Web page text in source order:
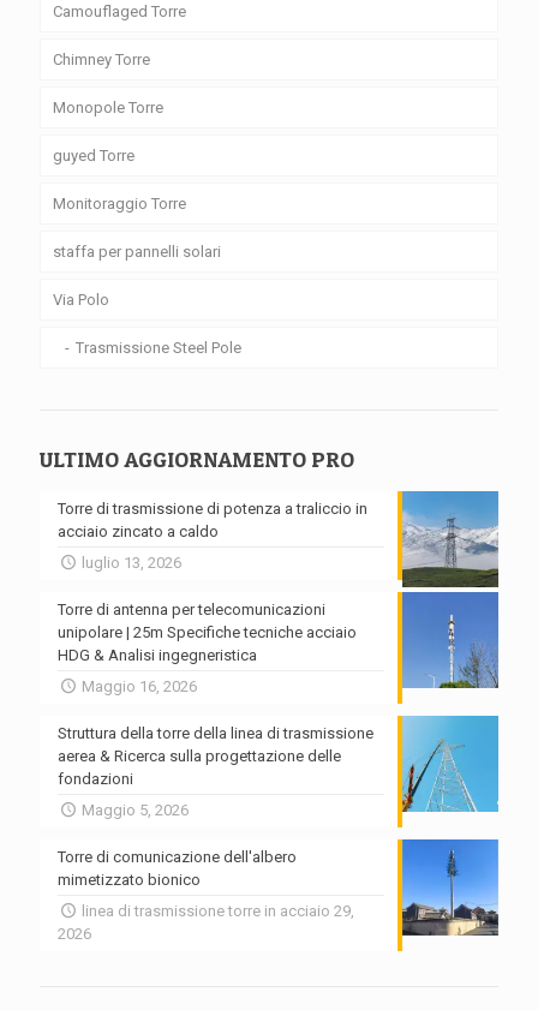
Camouflaged Torre
Chimney Torre
Monopole Torre
guyed Torre
Monitoraggio Torre
staffa per pannelli solari
Via Polo
Trasmissione Steel Pole
ULTIMO AGGIORNAMENTO PRO
Torre di trasmissione di potenza a traliccio in
acciaio zincato a caldo
luglio 13, 2026
Torre di antenna per telecomunicazioni
unipolare | 25m Specifiche tecniche acciaio
HDG & Analisi ingegneristica
Maggio 16, 2026
Struttura della torre della linea di trasmissione
aerea & Ricerca sulla progettazione delle
fondazioni
Maggio 5, 2026
Torre di comunicazione dell'albero
mimetizzato bionico
linea di trasmissione torre in acciaio 29,
2026